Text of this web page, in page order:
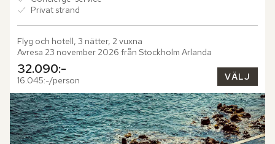
Privat strand
Flyg och hotell, 3 nätter, 2 vuxna
Avresa 23 november 2026 från Stockholm Arlanda
32.090:-
16.045:-/person VÄLJ